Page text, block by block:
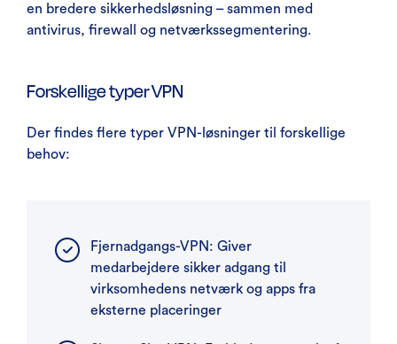
en bredere sikkerhedsløsning – sammen med
antivirus, firewall og netværkssegmentering.
Forskellige typer VPN
Der findes flere typer VPN-løsninger til forskellige
behov:
Fjernadgangs-VPN: Giver
medarbejdere sikker adgang til
virksomhedens netværk og apps fra
eksterne placeringer